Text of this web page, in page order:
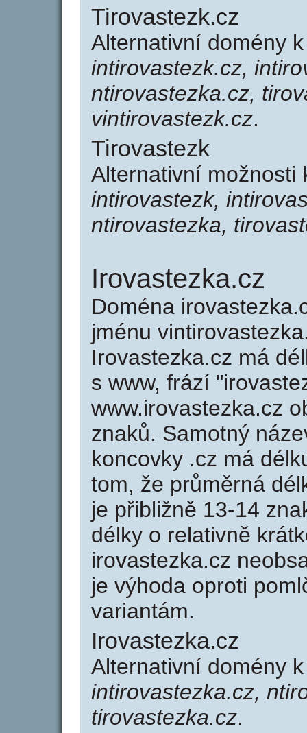
Tirovastezk.cz
Alternativní domény
intirovastezk.cz,
ntirovastezka.cz,
vintirovastezk.cz.
Tirovastezk
Alternativní možnosti
intirovastezk,
ntirovastezka,
Irovastezka.cz
Doména
jménu
Irovastezka.cz má
s www, frází
www.irovastezka.cz
znaků. Samotný
koncovky .cz má
tom, že průměrná
je přibližně 13-14
délky o relativně
irovastezka.cz
je výhoda oproti
variantám.
Irovastezka.cz
Alternativní domény
intirovastezka.cz,
tirovastezka.cz.